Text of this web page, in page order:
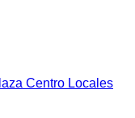
Centro Locales